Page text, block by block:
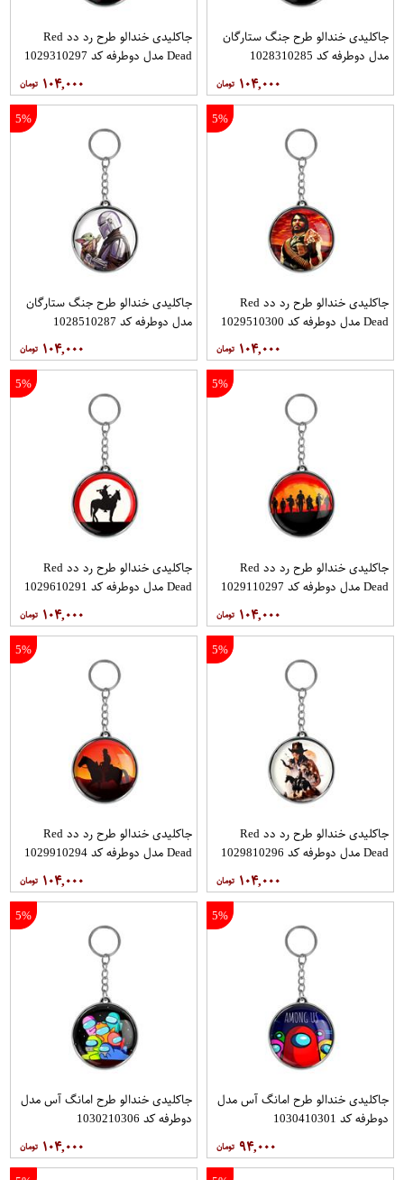
جاکلیدی خندالو طرح جنگ ستارگان
مدل دوطرفه کد 1028310285
۱۰۴,۰۰۰
جاکلیدی خندالو طرح رد دد Red
Dead مدل دوطرفه کد 1029310297
۱۰۴,۰۰۰
5%
جاکلیدی خندالو طرح رد دد Red
Dead مدل دوطرفه کد 1029510300
۱۰۴,۰۰۰
5%
جاکلیدی خندالو طرح جنگ ستارگان
مدل دوطرفه کد 1028510287
۱۰۴,۰۰۰
5%
جاکلیدی خندالو طرح رد دد Red
Dead مدل دوطرفه کد 1029110297
۱۰۴,۰۰۰
5%
جاکلیدی خندالو طرح رد دد Red
Dead مدل دوطرفه کد 1029610291
۱۰۴,۰۰۰
5%
جاکلیدی خندالو طرح رد دد Red
Dead مدل دوطرفه کد 1029810296
۱۰۴,۰۰۰
5%
جاکلیدی خندالو طرح رد دد Red
Dead مدل دوطرفه کد 1029910294
۱۰۴,۰۰۰
5%
جاکلیدی خندالو طرح امانگ آس مدل
دوطرفه کد 1030410301
۹۴,۰۰۰
5%
جاکلیدی خندالو طرح امانگ آس مدل
دوطرفه کد 1030210306
۱۰۴,۰۰۰